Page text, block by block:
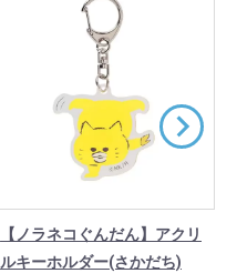
【ノラネコぐんだん】アクリ
ルキーホルダー(さかだち)